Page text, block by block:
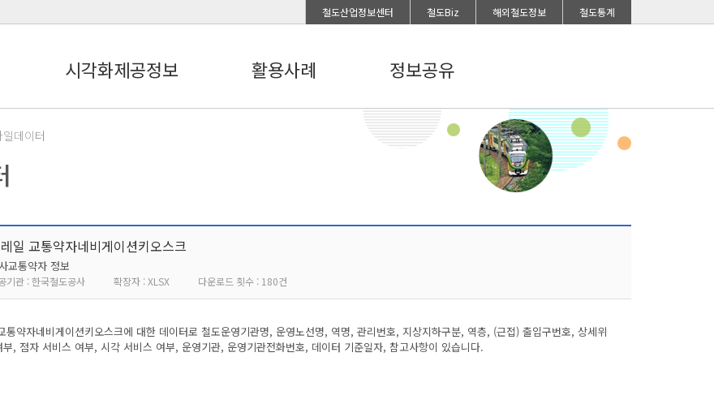
철도산업정보센터 철도Biz 해외철도정보 철도통계
시각화제공정보 활용사례 정보공유
일데이터
일 교통약자네비게이션키오스크
교통약자 정보
기관 : 한국철도공사 확장자 : XLSX 다운로드 횟수 : 180건
통약자네비게이션키오스크에 대한 데이터로 철도운영기관명, 운영노선명, 역명, 관리번호, 지상지하구분, 역층, (근접) 출입구번호, 상세위
, 점자 서비스 여부, 시각 서비스 여부, 운영기관, 운영기관전화번호, 데이터 기준일자, 참고사항이 있습니다.